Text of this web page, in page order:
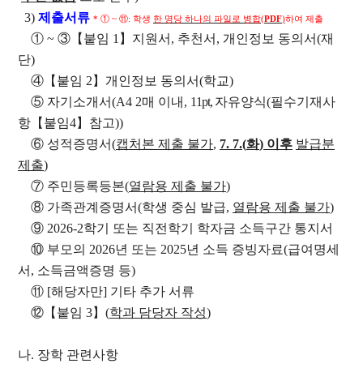
3) 제출서류 * ① ~ ⑪: 학생 한 명당 하나의 파일로 병합(PDF)하여 제출
① ~ ③【 붙임 1 】 지원서 , 추천서 , 개인정보 동의서(재
단)
④【 붙임 2 】 개인정보 동의서(학교)
⑤ 자기소개서(A4 2매 이내 , 11pt, 자유양식(필수기재사
항 【 붙임4】 참고))
⑥ 성적증명서(캡처본 제출 불가, 7. 7.(화) 이후 발급분
제출)
⑦ 주민등록등본(열람용 제출 불가)
⑧ 가족관계증명서(학생 중심 발급, 열람용 제출 불가)
⑨ 2026-2학기 또는 직전학기 학자금 소득구간 통지서
⑩ 부모의 2026년 또는 2025년 소득 증빙자료(급여명세
서 , 소득금액증명 등)
⑪ [해당자만] 기타 추가 서류
⑫【 붙임 3】 (학과 담당자 작성)
나. 장학 관련사항
역대학장
조직도
인문대학 규정집
교육과정
학과(부)
국어국문학과
중어중문학과
영어영문학과
불어불문학과
독어독문학과
서어서문학과
역사학부
역사학부(한국사학
전공)
전공)
역사학부(서양사학
고고미술사학과(미
술사학 전공)
고고미술사학과(고